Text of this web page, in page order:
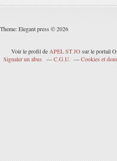
Theme: Elegant press © 2026
Voir le profil de APEL ST JOsur le portail
Signaler un abus
C.G.U. Cookies et